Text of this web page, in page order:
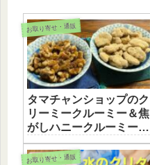
お取り寄せ・通販
タマチャンショップのク
リーミークルーミー＆焦
がしハニークルーミーが
美味しい！
お取り寄せ・通販